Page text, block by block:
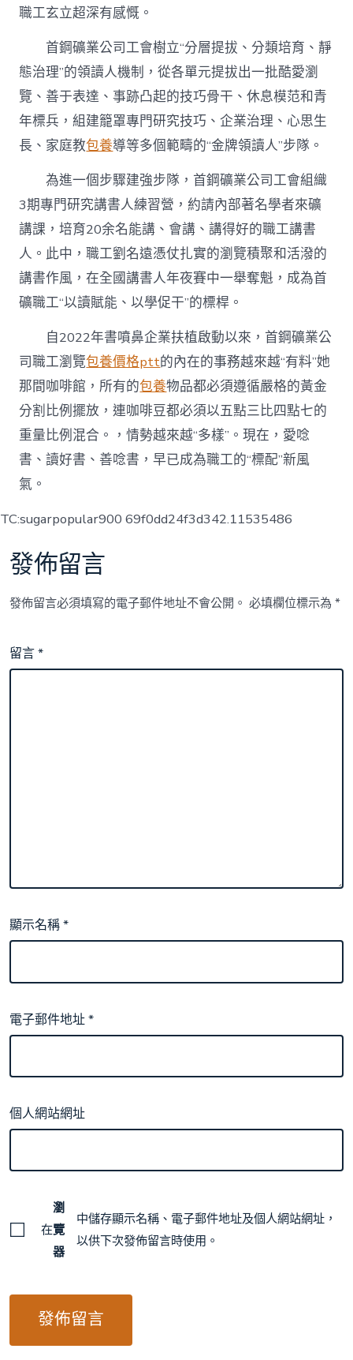
職工玄立超深有感慨。
首鋼礦業公司工會樹立“分層提拔、分類培育、靜
態治理”的領讀人機制，從各單元提拔出一批酷愛瀏
覽、善于表達、事跡凸起的技巧骨干、休息模范和青
年標兵，組建籠罩專門研究技巧、企業治理、心思生
長、家庭教包養導等多個範疇的“金牌領讀人”步隊。
為進一個步驟建強步隊，首鋼礦業公司工會組織
3期專門研究講書人練習營，約請內部著名學者來礦
講課，培育20余名能講、會講、講得好的職工講書
人。此中，職工劉名遠憑仗扎實的瀏覽積聚和活潑的
講書作風，在全國講書人年夜賽中一舉奪魁，成為首
礦職工“以讀賦能、以學促干”的標桿。
自2022年書噴鼻企業扶植啟動以來，首鋼礦業公
司職工瀏覽包養價格ptt的內在的事務越來越“有料”她
那間咖啡館，所有的包養物品都必須遵循嚴格的黃金
分割比例擺放，連咖啡豆都必須以五點三比四點七的
重量比例混合。，情勢越來越“多樣”。現在，愛唸
書、讀好書、善唸書，早已成為職工的“標配”新風
氣。
TC:sugarpopular900 69f0dd24f3d342.11535486
發佈留言
發佈留言必須填寫的電子郵件地址不會公開。 必填欄位標示為*
留言*
顯示名稱*
電子郵件地址*
個人網站網址
在
瀏
覽
器
中儲存顯示名稱、電子郵件地址及個人網站網址，
以供下次發佈留言時使用。